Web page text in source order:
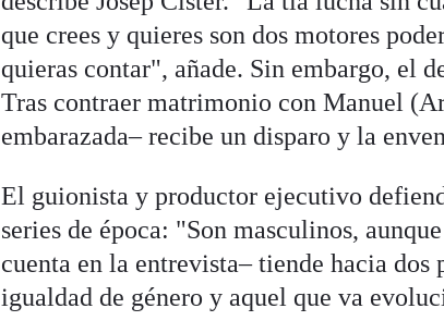
que crees y quieres son dos motores
quieras contar", añade. Sin embargo, el
Tras contraer matrimonio con Manuel
embarazada– recibe un disparo y la
El guionista y productor ejecutivo
series de época: "Son masculinos,
cuenta en la entrevista– tiende hacia
igualdad de género y aquel que va